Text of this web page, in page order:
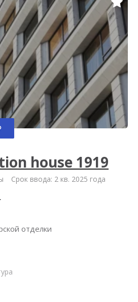
house 1919
Срок ввода: 2 кв. 2025 года
отделки